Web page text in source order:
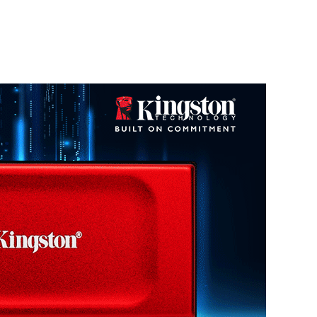
渠道报价
D4/32G-D4 3200
一年 半年 三个月 一个月
数据来源：闪德资讯